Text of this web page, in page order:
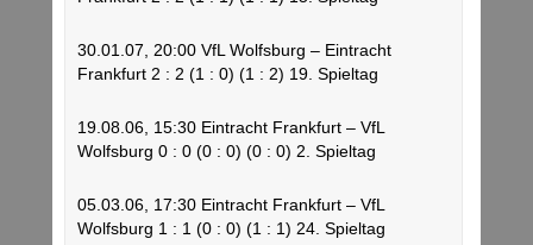
30.01.07, 20:00 VfL Wolfsburg – Eintracht
Frankfurt 2 : 2 (1 : 0) (1 : 2) 19. Spieltag
19.08.06, 15:30 Eintracht Frankfurt – VfL
Wolfsburg 0 : 0 (0 : 0) (0 : 0) 2. Spieltag
05.03.06, 17:30 Eintracht Frankfurt – VfL
Wolfsburg 1 : 1 (0 : 0) (1 : 1) 24. Spieltag